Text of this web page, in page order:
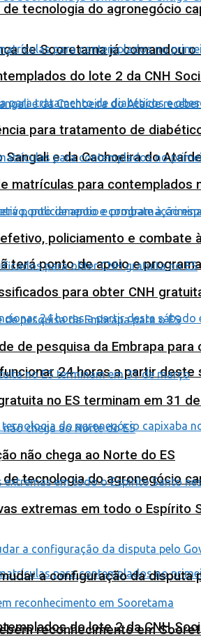
de Sooretama já comandou o
Sangali e da Cachoeira do
terá ponto de apoio e
24 horas a partir
tecnologia do agronegócio
do lote 2 da CNH
tecnologia do agronegócio
do lote 2 da CNH
para tratamento de
matrículas para contemplados
policiamento e combate
para obter CNH
de pesquisa da Embrapa para
no ES terminam em 31
não chega ao Norte do ES
extremas em todo o Espírito
a configuração da disputa
reconhecimento em